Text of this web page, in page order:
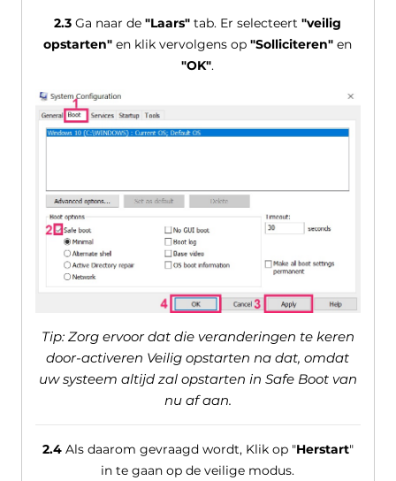
2.3 Ga naar de"Laars" tab. Er selecteert"veilig
opstarten" en klik vervolgens op"Solliciteren" en
"OK".
Tip: Zorg ervoor dat die veranderingen te keren
door-activeren Veilig opstarten na dat, omdat
uw systeem altijd zal opstarten in Safe Boot van
nu af aan.
2.4Als daarom gevraagd wordt, Klik op "Herstart"
in te gaan op de veilige modus.